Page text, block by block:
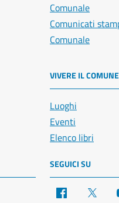
Comunale
Comunicati
Comunale
VIVERE IL COMUNE
Luoghi
Eventi
Elenco libri
SEGUICI SU
Facebook